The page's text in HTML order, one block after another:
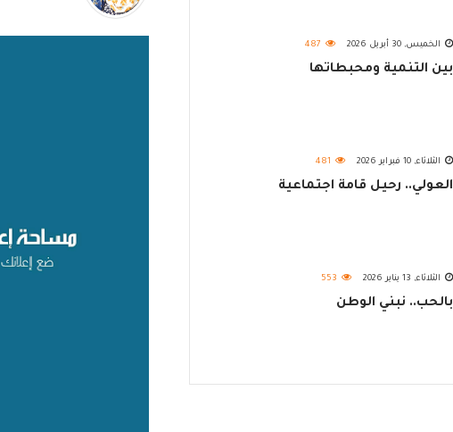
الخميس, 30 أبريل 2026 487
بين التنمية ومحبطاتها
الثلاثاء, 10 فبراير 2026 481
العولي.. رحيل قامة اجتماعية
الثلاثاء, 13 يناير 2026 553
بالحب.. نبني الوطن